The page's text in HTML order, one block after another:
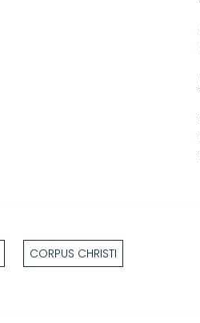
CORPUS CHRISTI